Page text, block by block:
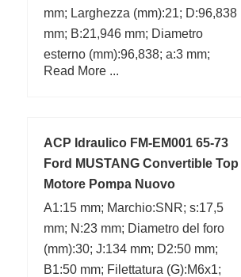
mm; Larghezza (mm):21; D:96,838
mm; B:21,946 mm; Diametro
esterno (mm):96,838; a:3 mm;
Read More ...
ACP Idraulico FM-EM001 65-73
Ford MUSTANG Convertible Top
Motore Pompa Nuovo
A1:15 mm; Marchio:SNR; s:17,5
mm; N:23 mm; Diametro del foro
(mm):30; J:134 mm; D2:50 mm;
B1:50 mm; Filettatura (G):M6x1;